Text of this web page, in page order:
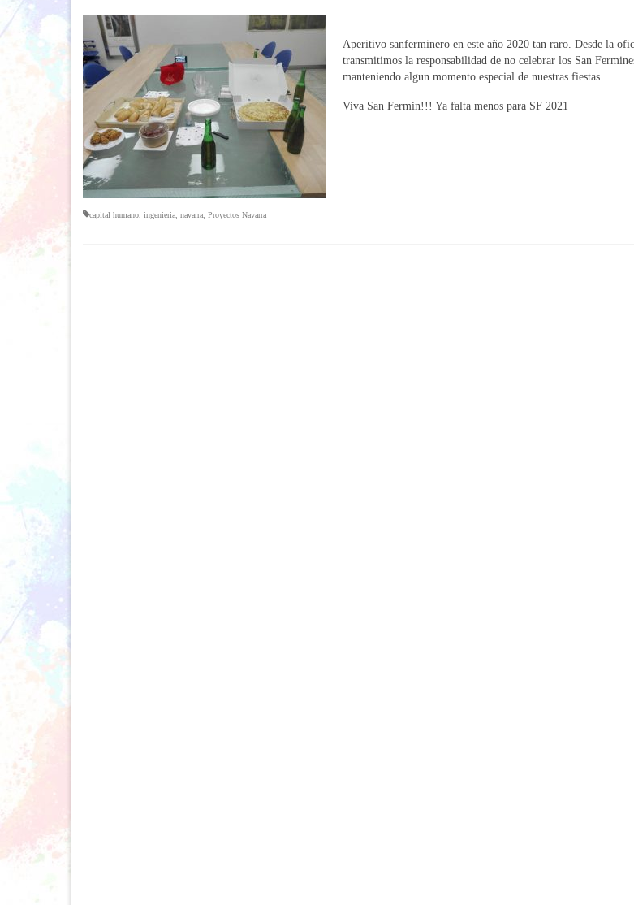
Aperitivo sanferminero en este año 2020 tan raro. Desde la
transmitimos la responsabilidad de no celebrar los San
manteniendo algun momento especial de nuestras fiestas.
Viva San Fermin!!! Ya falta menos para SF 2021
capital humano ingenieria navarra Proyectos Navarra